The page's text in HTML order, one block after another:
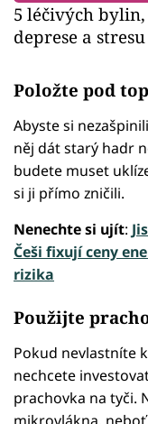
5 léčivých
deprese a stresu
Položte pod
Abyste si
něj dát starý hadr
budete muset
si ji přímo zničili.
Nenechte si ujít:
Češi fixují ceny
rizika
Použijte
Pokud nevlastníte
nechcete
prachovka na tyči.